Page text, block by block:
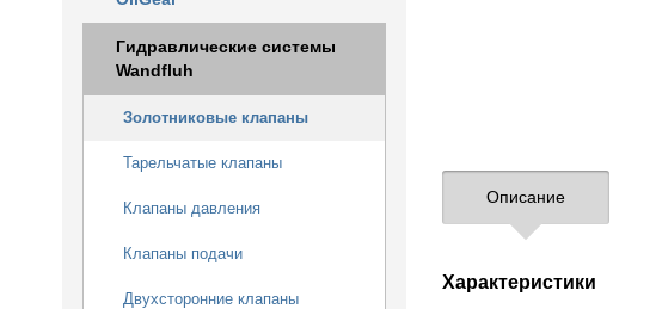
Гидравлические системы
Wandfluh
Золотниковые клапаны
Тарельчатые клапаны
Клапаны давления
Клапаны подачи
Двухсторонние клапаны
Описание
Характеристики